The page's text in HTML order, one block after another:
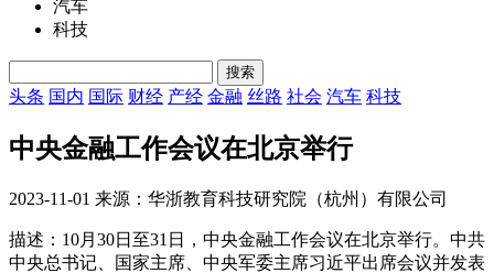
汽车
科技
头条 国内 国际 财经 产经 金融 丝路 社会 汽车 科技
中央金融工作会议在北京举行
2023-11-01 来源：华浙教育科技研究院（杭州）有限公司
描述：10月30日至31日，中央金融工作会议在北京举行。中共
中央总书记、国家主席、中央军委主席习近平出席会议并发表